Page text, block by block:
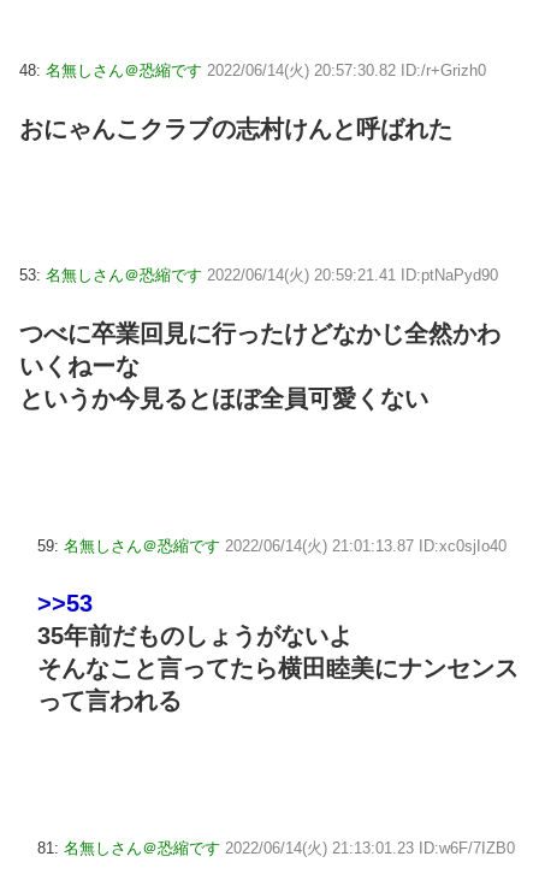
48: 名無しさん＠恐縮です 2022/06/14(火) 20:57:30.82 ID:/r+Grizh0
おにゃんこクラブの志村けんと呼ばれた
53: 名無しさん＠恐縮です 2022/06/14(火) 20:59:21.41 ID:ptNaPyd90
つべに卒業回見に行ったけどなかじ全然かわ
いくねーな
というか今見るとほぼ全員可愛くない
59: 名無しさん＠恐縮です 2022/06/14(火) 21:01:13.87 ID:xc0sjIo40
>>53
35年前だものしょうがないよ
そんなこと言ってたら横田睦美にナンセンス
って言われる
81: 名無しさん＠恐縮です 2022/06/14(火) 21:13:01.23 ID:w6F/7IZB0